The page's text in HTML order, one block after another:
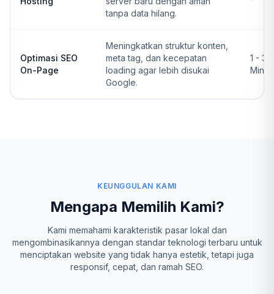
tanpa data hilang.
Optimasi SEO
On-Page
Meningkatkan struktur konten,
meta tag, dan kecepatan
loading agar lebih disukai
Google.
1 - 3
KEUNGGULAN KAMI
Mengapa Memilih Kami?
Kami memahami karakteristik pasar lokal dan
mengombinasikannya dengan standar teknologi terbaru untuk
menciptakan website yang tidak hanya estetik, tetapi juga
responsif, cepat, dan ramah SEO.